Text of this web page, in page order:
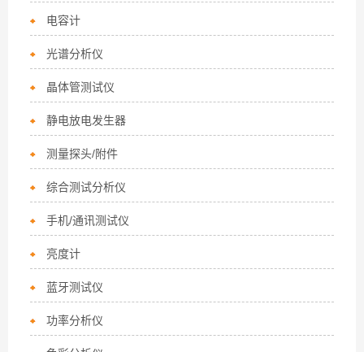
电容计
光谱分析仪
晶体管测试仪
静电放电发生器
测量探头/附件
综合测试分析仪
手机/通讯测试仪
亮度计
蓝牙测试仪
功率分析仪